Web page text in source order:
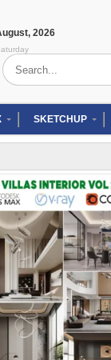
, 2026
Search
for:
SKETCHUP